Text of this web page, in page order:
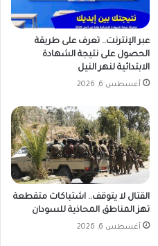
عبر الإنترنت.. تعرف على طريقة
الحصول على نتيجة الشهادة
الابتدائية لنهر النيل
أغسطس 6, 2026
القتال لا يتوقف.. اشتباكات متقطعة
تهز المناطق المحاذية للسودان
أغسطس 6, 2026